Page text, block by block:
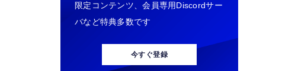
限定コンテンツ、会員専用Discordサー
バなど特典多数です
今すぐ登録